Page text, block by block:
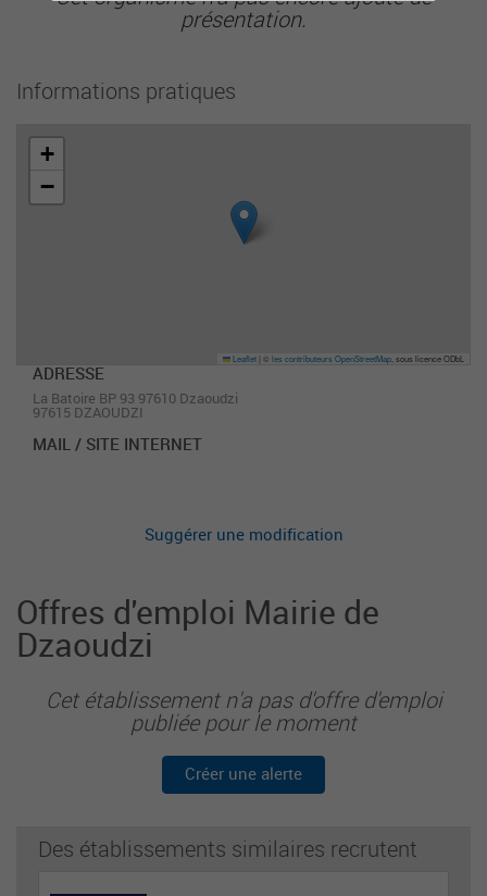
présentation.
Informations pratiques
+
−
Leaflet ©les contributeurs OpenStreetMap , sous licence ODbL
ADRESSE
La Batoire BP 93 97610 Dzaoudzi
97615 DZAOUDZI
MAIL / SITE INTERNET
Suggérer une modification
Offres d'emploi Mairie de
Dzaoudzi
Cet établissement n'a pas d'offre d'emploi
publiée pour le moment
Créer une alerte
Des établissements similaires recrutent